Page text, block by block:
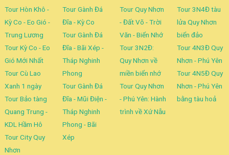
Tour Hòn Khô -
Kỳ Co - Eo Gió -
Trung Lương
Tour Kỳ Co - Eo
Gió Mới Nhất
Tour Cù Lao
Xanh 1 ngày
Tour Bảo tàng
Quang Trung -
KDL Hầm Hô
Tour City Quy
Nhơn
Tour Gành Đá
Đĩa - Kỳ Co
Tour Gành Đá
Đĩa - Bãi Xép -
Tháp Nghinh
Phong
Tour Gành Đá
Đĩa - Mũi Điện -
Tháp Nghinh
Phong - Bãi
Xép
Tour Quy Nhơn
- Đất Võ - Trời
Văn - Biển Nhớ
Tour 3N2Đ:
Quy Nhơn về
miền biển nhớ
Tour Quy Nhơn
- Phú Yên: Hành
trình về Xứ Nẫu
Tour 3N4Đ tàu
lửa Quy Nhơn
biển đảo
Tour 4N3Đ Quy
Nhơn - Phú Yên
Tour 4N5Đ Quy
Nhơn - Phú Yên
bằng tàu hoả